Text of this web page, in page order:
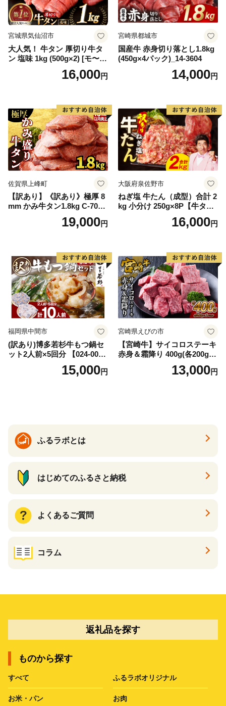
宮城県気仙沼市
大人気！ 牛タン 厚切り牛タ
ン 塩味 1kg (500g×2) [モ〜ラ
ンド 宮城県 気仙沼市 205646
60] 肉 牛肉 精肉 牛たん 牛タ
厚切り タン
16,000円
宮崎県都城市
国産牛 赤身切り落とし1.8kg
(450g×4パック)_14-3604
14,000円
佐賀県上峰町
【訳あり】《訳あり》極厚 8
mm かみ牛タン1.8kg C-709-
19,000円
大阪府泉佐野市
ねぎ塩 牛たん（成型）合計 2
kg 小分け 250g×8P【牛タン
牛肉 焼肉用 薄切り 訳あり サ
16,000円
福岡県中間市
(訳あり)博多若杉牛もつ鍋セ
ット2人前×5回分 【024-002
15,000円
宮崎県えびの市
【宮崎牛】サイコロステーキ
赤身＆霜降り 400g(各200g×
１P 計2P) 真空パック 冷凍
13,000円
ふるラボとは
はじめてのふるさと納税
よくあるご質問
コラム
返礼品を探す
ものから探す
すべて ふるラボオリジナル
お米・パン お肉